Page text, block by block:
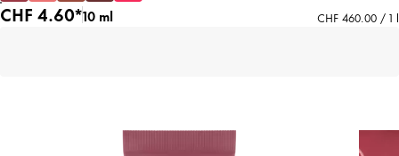
CHF 4.60*10 ml CHF 460.00 / 1 l